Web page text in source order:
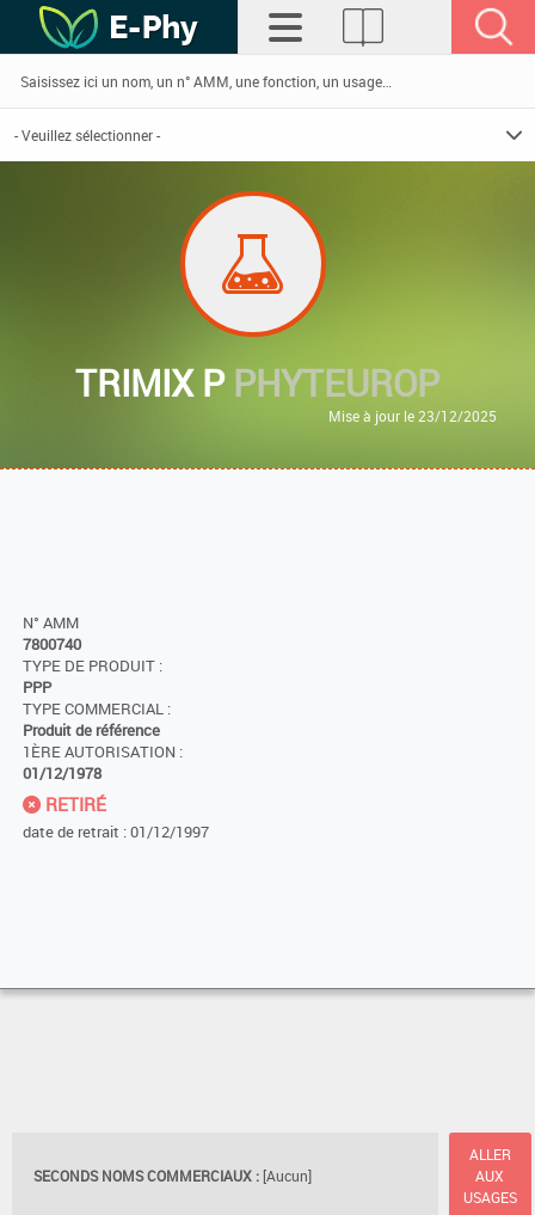
TRIMIX PPHYTEUROP
Mise à jour le 23/12/2025
N° AMM
7800740
TYPE DE PRODUIT :
PPP
TYPE COMMERCIAL :
Produit de référence
1ÈRE AUTORISATION :
01/12/1978
RETIRÉ
date de retrait : 01/12/1997
SECONDS NOMS COMMERCIAUX : [Aucun]
ALLER
AUX
USAGES